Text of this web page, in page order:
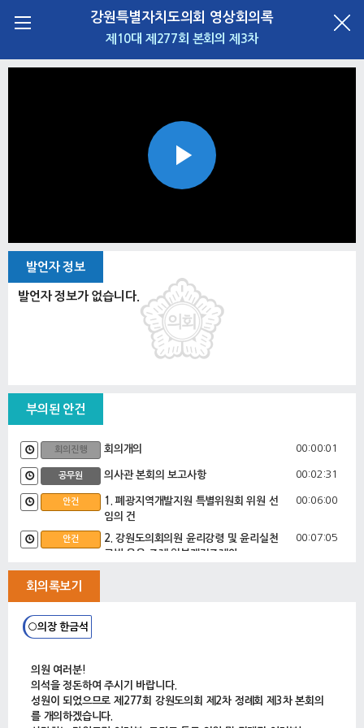
강원특별자치도의회 영상회의록
제10대 제277회 본회의 제3차
Play
발언자 정보
발언자 정보가 없습니다.
부의된 안건
회의진행 회의개의 00:00:01
공무원 의사관 본회의 보고사항 00:02:31
안건
1. 폐광지역개발지원 특별위원회 위원 선
임의 건
00:06:00
안건
2. 강원도의회의원 윤리강령 및 윤리실천
규범 운용 조례 일부개정조례안
00:07:05
제안설명
안건
6. 강원도개발공사 출자 동의안
7. 2018년도 제6차 수시분 공유재산 관
리계획안
8. 강원도 명예도지사 위촉 동의안
회의록보기
○의장 한금석
의원 여러분!
의석을 정돈하여 주시기 바랍니다.
성원이 되었으므로 제277회 강원도의회 제2차 정례회 제3차 본회의
를 개의하겠습니다.